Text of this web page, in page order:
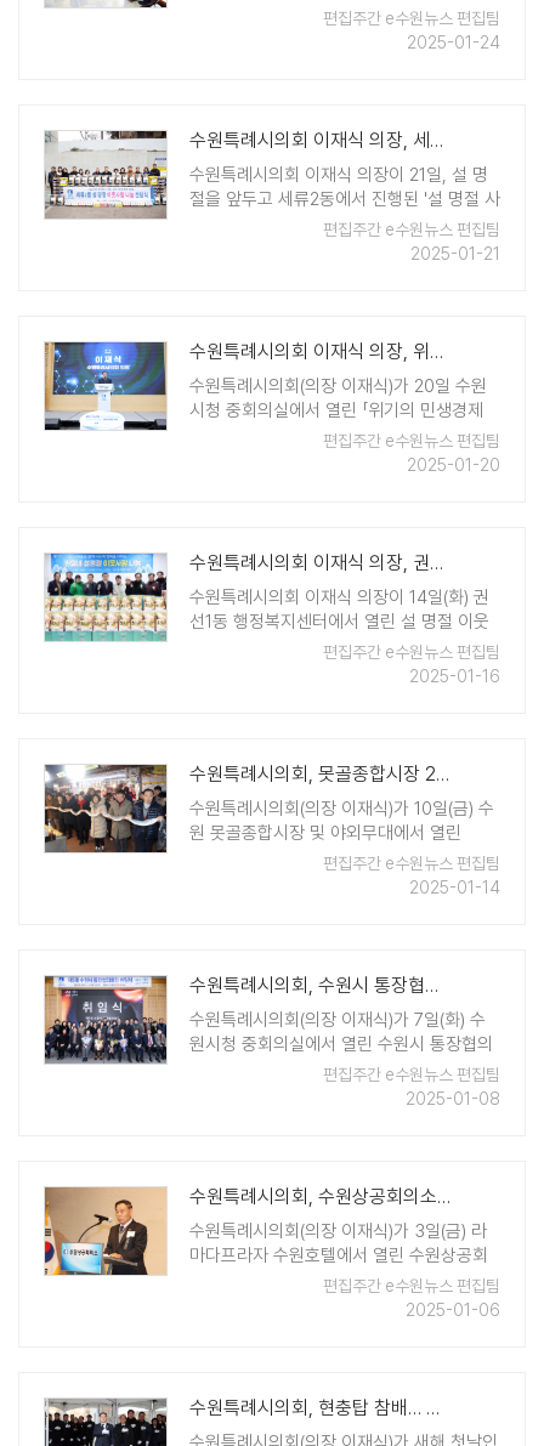
대한 인사청문회를 열어 역량과 비전 등을
점검했다. 이날 인사청문특별위원회에는 윤
편집주간 e수원뉴스 편집팀
2025-01-24
수원특례시의회 이재식 의장, 세류2동 설 명절 이웃사랑 나눔 전달식 참석
수원특례시의회 이재식 의장이 21일, 설 명
절을 앞두고 세류2동에서 진행된 '설 명절 사
랑의 온정 나눔 전달식'에 참석했다고 밝혔
다. 이날 행사는 민족 최대의 명절인 설을 맞
편집주간 e수원뉴스 편집팀
2025-01-21
수원특례시의회 이재식 의장, 위기의 민생경제 대전환 토론회 참석
수원특례시의회(의장 이재식)가 20일 수원
시청 중회의실에서 열린 「위기의 민생경제
대전환 토론회」에 참석했다. 수원시 소상공
인, 중소기업, 유관기관 등 150여 명이 참석
편집주간 e수원뉴스 편집팀
2025-01-20
수원특례시의회 이재식 의장, 권선1동 설명절 이웃사랑 나눔 전달식 참석
수원특례시의회 이재식 의장이 14일(화) 권
선1동 행정복지센터에서 열린 설 명절 이웃
사랑 나눔 전달식에 참석했다. 이날 전달식
에서는 온누리상품권, 백미, 라면 등 사회복
편집주간 e수원뉴스 편집팀
2025-01-16
수원특례시의회, 못골종합시장 2025 가래떡 나눔 행사 참석
수원특례시의회(의장 이재식)가 10일(금) 수
원 못골종합시장 및 야외무대에서 열린
2025 가래떡 나눔 행사에 참석했다. 이날 행
사에는 이재식 의장, 장정희 기획경제위원장
편집주간 e수원뉴스 편집팀
2025-01-14
수원특례시의회, 수원시 통장협의회 신임회장 취임 축하
수원특례시의회(의장 이재식)가 7일(화) 수
원시청 중회의실에서 열린 수원시 통장협의
회 신임회장 취임식에 참석했다. 이날 취임
식에는 이재식 의장, 이희승 위원장, 채명기
편집주간 e수원뉴스 편집팀
2025-01-08
수원특례시의회, 수원상공회의소 신년인사회 참석
수원특례시의회(의장 이재식)가 3일(금) 라
마다프라자 수원호텔에서 열린 수원상공회
의소 2025년 신년인사회에 참석했다. 이날
행사에는 이재식 의장, 장정희 위원장, 이찬
편집주간 e수원뉴스 편집팀
2025-01-06
수원특례시의회, 현충탑 참배… 을사년 새해, 시민을 위한 의정활동 다짐